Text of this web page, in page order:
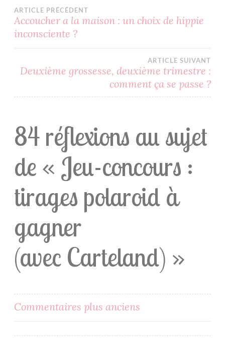
PHOTO
POLAROID
ARTICLE PRÉCÉDENT
Accoucher a la maison : un choix de hippie
inconsciente ?
ARTICLE SUIVANT
Deuxième grossesse, deuxième trimestre :
comment ça se passe ?
84 réflexions au sujet
de « Jeu-concours :
tirages polaroid à
gagner
(avec Carteland) »
Commentaires plus anciens